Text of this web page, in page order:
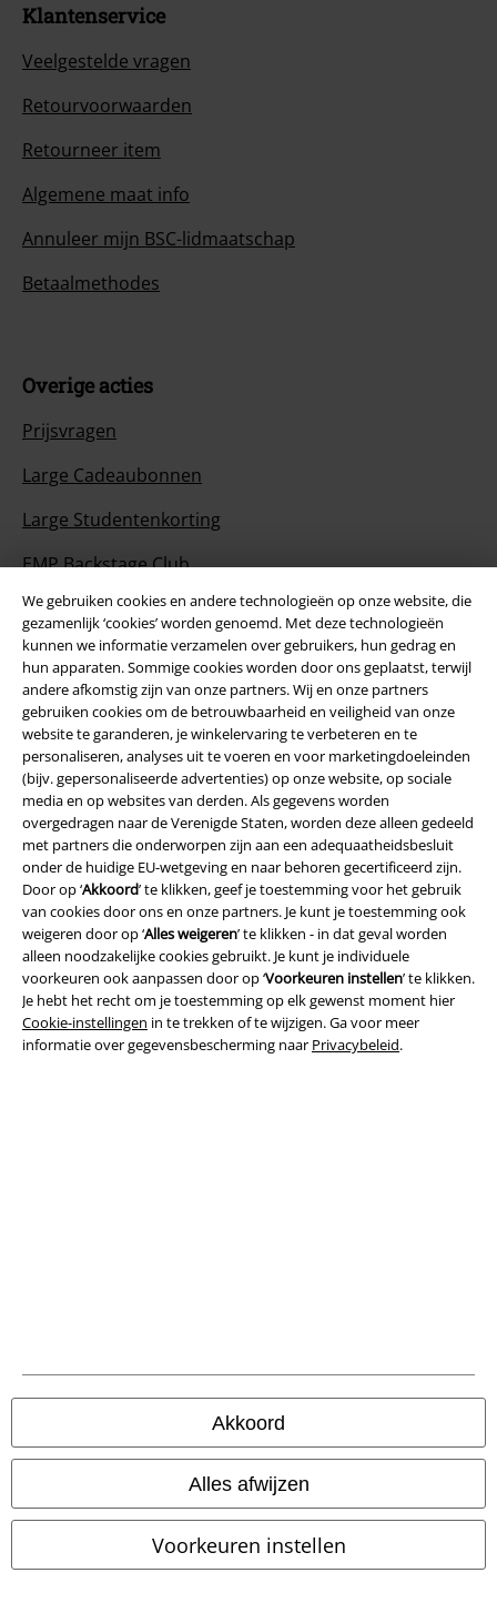
We gebruiken cookies en andere technologieën op onze website, die
gezamenlijk ‘cookies’ worden genoemd. Met deze technologieën
kunnen we informatie verzamelen over gebruikers, hun gedrag en
hun apparaten. Sommige cookies worden door ons geplaatst, terwijl
andere afkomstig zijn van onze partners. Wij en onze partners
gebruiken cookies om de betrouwbaarheid en veiligheid van onze
website te garanderen, je winkelervaring te verbeteren en te
personaliseren, analyses uit te voeren en voor marketingdoeleinden
(bijv. gepersonaliseerde advertenties) op onze website, op sociale
media en op websites van derden. Als gegevens worden
overgedragen naar de Verenigde Staten, worden deze alleen gedeeld
met partners die onderworpen zijn aan een adequaatheidsbesluit
onder de huidige EU-wetgeving en naar behoren gecertificeerd zijn.
Door op ‘Akkoord’ te klikken, geef je toestemming voor het gebruik
van cookies door ons en onze partners. Je kunt je toestemming ook
weigeren door op ‘Alles weigeren’ te klikken - in dat geval worden
alleen noodzakelijke cookies gebruikt. Je kunt je individuele
voorkeuren ook aanpassen door op ‘Voorkeuren instellen’ te klikken.
Je hebt het recht om je toestemming op elk gewenst moment hier
Cookie-instellingen in te trekken of te wijzigen. Ga voor meer
informatie over gegevensbescherming naar Privacybeleid.
Akkoord
Alles afwijzen
Voorkeuren instellen
Klantenservice
Veelgestelde vragen
Retourvoorwaarden
Retourneer item
Algemene maat info
Annuleer mijn BSC-lidmaatschap
Betaalmethodes
Overige acties
Prijsvragen
Large Cadeaubonnen
Large Studentenkorting
EMP Backstage Club
Over Large
Partnerprogramma's
Duurzaamheid
Word lid van onze online community!
PostNL Pickup
large app
Download gratis de nieuwe large app en profiteer van alle nieuwe